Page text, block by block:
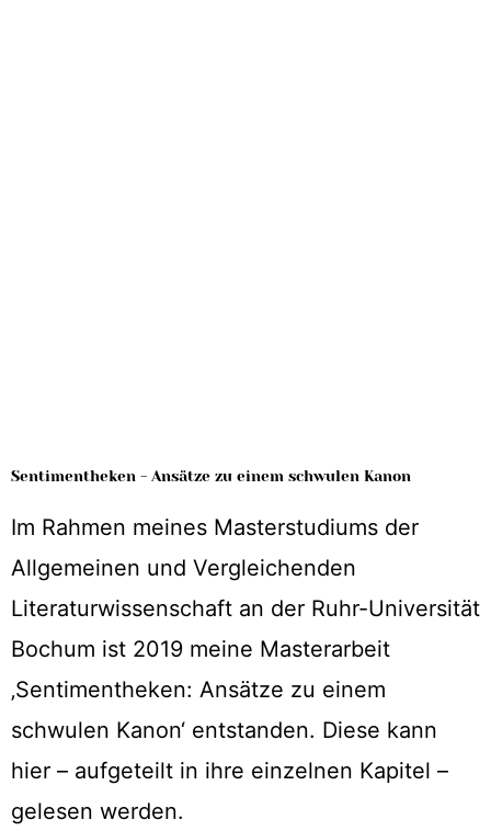
Sentimentheken - Ansätze zu einem schwulen Kanon
Im Rahmen meines Masterstudiums der
Allgemeinen und Vergleichenden
Literaturwissenschaft an der Ruhr-Universität
Bochum ist 2019 meine Masterarbeit
‚Sentimentheken: Ansätze zu einem
schwulen Kanon‘ entstanden. Diese kann
hier – aufgeteilt in ihre einzelnen Kapitel –
gelesen werden.